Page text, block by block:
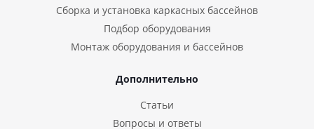
Сборка и установка каркасных бассейнов
Подбор оборудования
Монтаж оборудования и бассейнов
Дополнительно
Статьи
Вопросы и ответы